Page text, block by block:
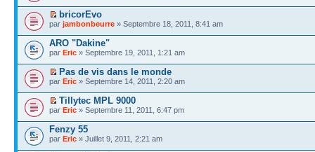
bricorEvo
par jambonbeurre » Septembre 18, 2011, 8:41 am
ARO "Dakine"
par Eric » Septembre 19, 2011, 1:21 am
Pas de vis dans le monde
par Eric » Septembre 14, 2011, 2:20 am
Tillytec MPL 9000
par Eric » Septembre 11, 2011, 6:47 pm
Fenzy 55
par Eric » Juillet 9, 2011, 2:21 am